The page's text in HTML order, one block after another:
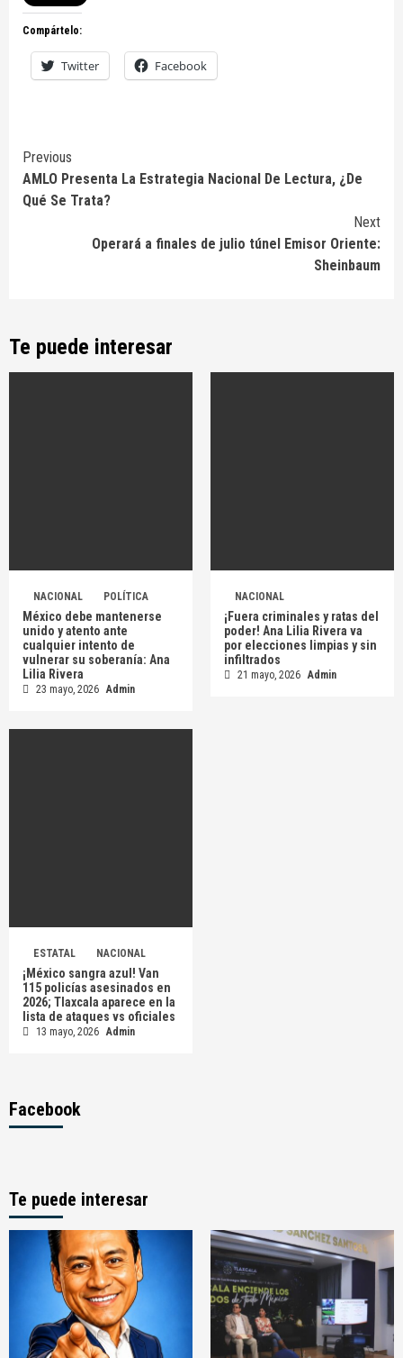
Compártelo:
Twitter Facebook
Continue
Reading
Previous
AMLO Presenta La Estrategia Nacional De Lectura, ¿De
Qué Se Trata?
Next
Operará a finales de julio túnel Emisor Oriente:
Sheinbaum
Te puede interesar
NACIONAL POLÍTICA
México debe mantenerse
unido y atento ante
cualquier intento de
vulnerar su soberanía: Ana
Lilia Rivera
23 mayo, 2026 Admin
NACIONAL
¡Fuera criminales y ratas del
poder! Ana Lilia Rivera va
por elecciones limpias y sin
infiltrados
21 mayo, 2026 Admin
ESTATAL NACIONAL
¡México sangra azul! Van
115 policías asesinados en
2026; Tlaxcala aparece en la
lista de ataques vs oficiales
13 mayo, 2026 Admin
Facebook
Te puede interesar